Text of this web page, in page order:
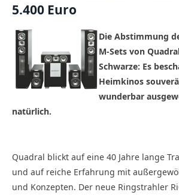
5.400 Euro
Die Abstimmung
M-Sets von
Schwarze: Es
Heimkinos
wunderbar
natürlich.
Quadral blickt auf eine 40 Jahre lange
und auf reiche Erfahrung mit
und Konzepten. Der neue Ringstrahler